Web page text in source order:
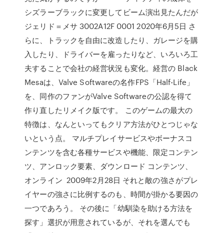
シズラーブラックに変更してビーム演出見たんだが
ジェリド＝メサ 3002A12F 0001 2020年6月5日 さ
らに、トラックを自由に改造したり、ガレージを購
入したり、ドライバーを雇ったりなど、いろいろ工
夫することで会社の経営状況も変化。経営の Black
Mesaは、Valve Softwareの名作FPS「Half-Life」
を、同作のファンがValve Softwareの公認を得て
作り直したリメイク版です。 このゲームの最大の
特徴は、なんといってもクリア方法がひとつじゃな
いという点。 マルチプレイサービスやボーナスコ
ンテンツを含む各種サービスや機能、限定コンテン
ツ、アンロック要素、ダウンロード コンテンツ、
オンライン 2009年2月28日 それと敵の強さがプレ
イヤーの強さに比例するのも、時間が掛かる要因の
一つであろう。 その後に「幼馴染を助ける方法を
探す」選択が用意されているが、それを選んでも